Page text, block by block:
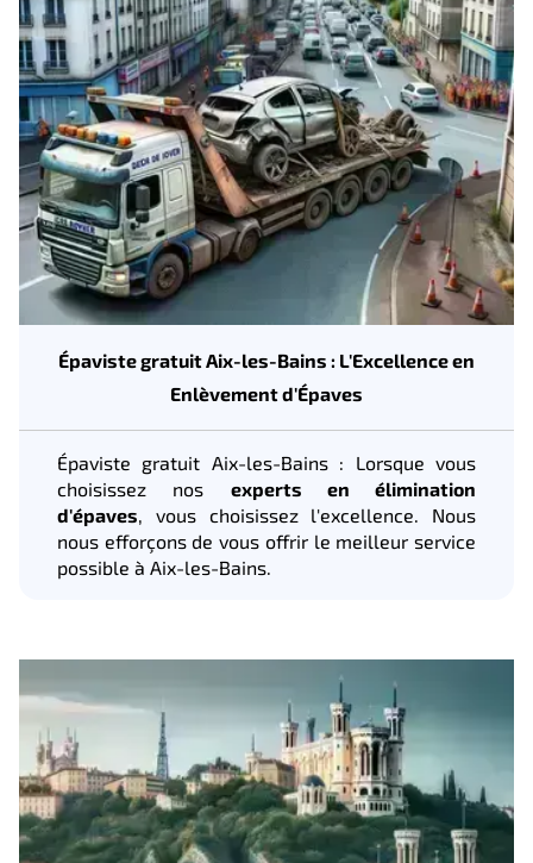
Épaviste gratuit Aix-les-Bains : L'Excellence en
Enlèvement d'Épaves
Épaviste gratuit Aix-les-Bains : Lorsque vous
choisissez nos experts en élimination
d'épaves, vous choisissez l'excellence. Nous
nous efforçons de vous offrir le meilleur service
possible à Aix-les-Bains.